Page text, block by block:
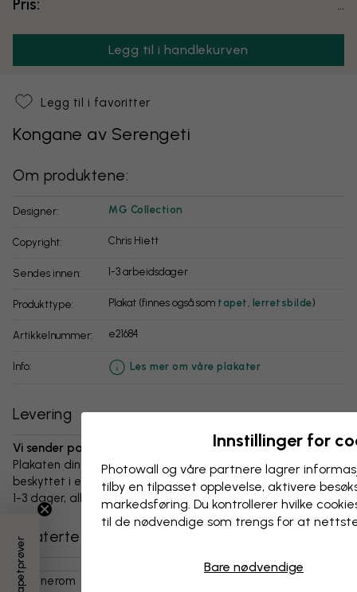
Pris:
Legg til i handlekurven
Legg til i favoritter
Kongane av Serengeti
Om produktene:
Designer: MG Collection
Copyright: Chris Hiett
Sendes innen: 1-3 arbeidsdager
Produkttype: Plakat (finnes også som tapet lerretsbilde)
Artikkelnummer: e21684
info: Les mer om våre plakater
Levering
Vi sender pakken innen 1-3 dager:
Plakaten din og alt tilbehør er nøye pakket og levert
beskyttet i en slitesterk bølgepappboks. Pakken sendes innen
1-3 dager, alltid med fri frakt.
Relaterte kategorier
Barnerom
Innstillinger for
Photowall og våre partnere lagrer
tilby en tilpasset opplevelse, aktivere
markedsføring. Du kontrollerer hvilke
til de nødvendige som trengs for at
Bare nødvendige